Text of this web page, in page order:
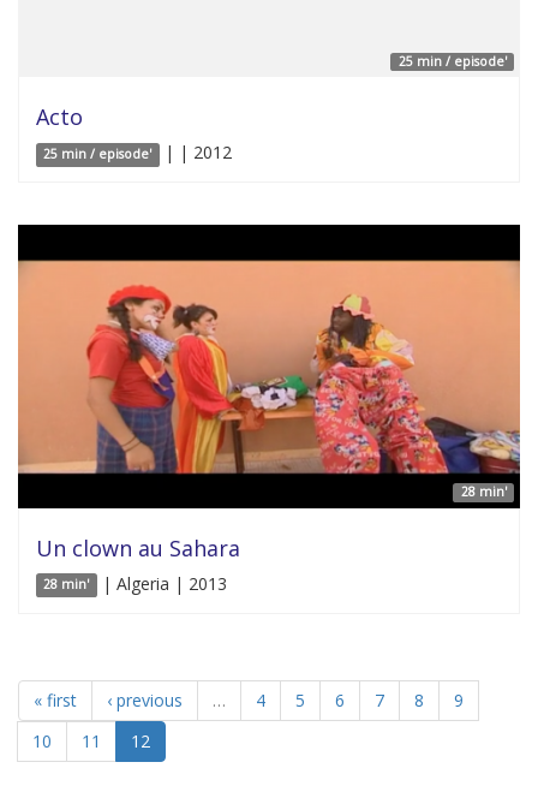
25 min / episode'
Acto
25 min / episode' | | 2012
28 min'
Un clown au Sahara
28 min' | Algeria | 2013
« first ‹ previous … 4 5 6 7 8
9
10
11 12